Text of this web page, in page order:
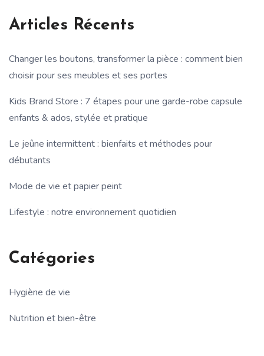
Articles Récents
Changer les boutons, transformer la pièce : comment bien
choisir pour ses meubles et ses portes
Kids Brand Store : 7 étapes pour une garde-robe capsule
enfants & ados, stylée et pratique
Le jeûne intermittent : bienfaits et méthodes pour
débutants
Mode de vie et papier peint
Lifestyle : notre environnement quotidien
Catégories
Hygiène de vie
Nutrition et bien-être